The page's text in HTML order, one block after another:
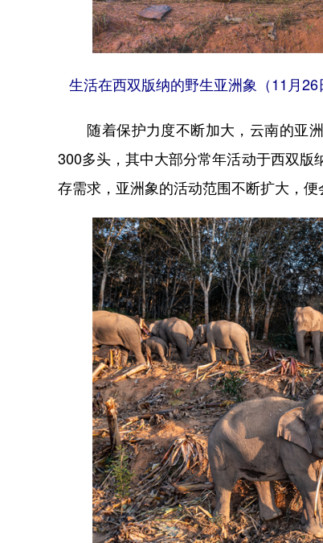
生活在西双版纳的野生亚洲象（11月
随着保护力度不断加大，云南的亚洲
300多头，其中大部分常年活动于西双
存需求，亚洲象的活动范围不断扩大，便